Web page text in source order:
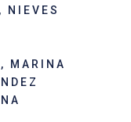
NIEVES
MARINA